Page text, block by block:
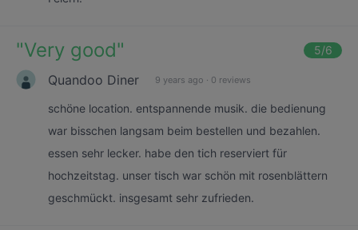
"Very good" 5/6
Quandoo Diner 9 years ago · 0 reviews
schöne location. entspannende musik. die bedienung
war bisschen langsam beim bestellen und bezahlen.
essen sehr lecker. habe den tich reserviert für
hochzeitstag. unser tisch war schön mit rosenblättern
geschmückt. insgesamt sehr zufrieden.